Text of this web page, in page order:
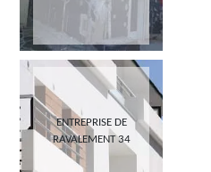
ENTREPRISE DE
RAVALEMENT 34